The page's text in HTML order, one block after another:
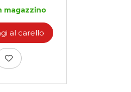
magazzino
al carello